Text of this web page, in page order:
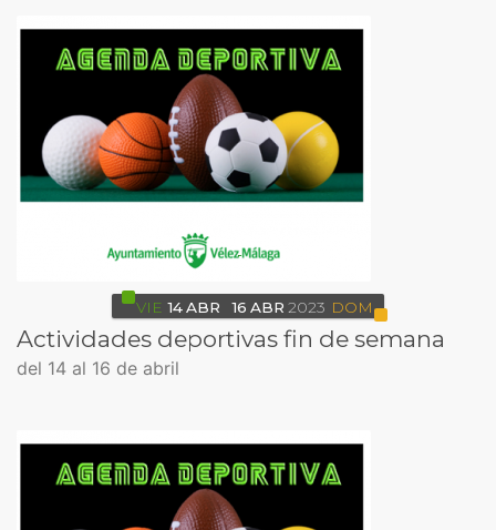
VIE 14ABR 16 ABR 2023 DOM
Actividades deportivas fin de semana
del 14 al 16 de abril